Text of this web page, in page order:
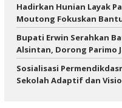
Hadirkan Hunian Layak
Moutong Fokuskan
Bupati Erwin Serahkan
Alsintan, Dorong Parimo
Sosialisasi
Sekolah Adaptif dan